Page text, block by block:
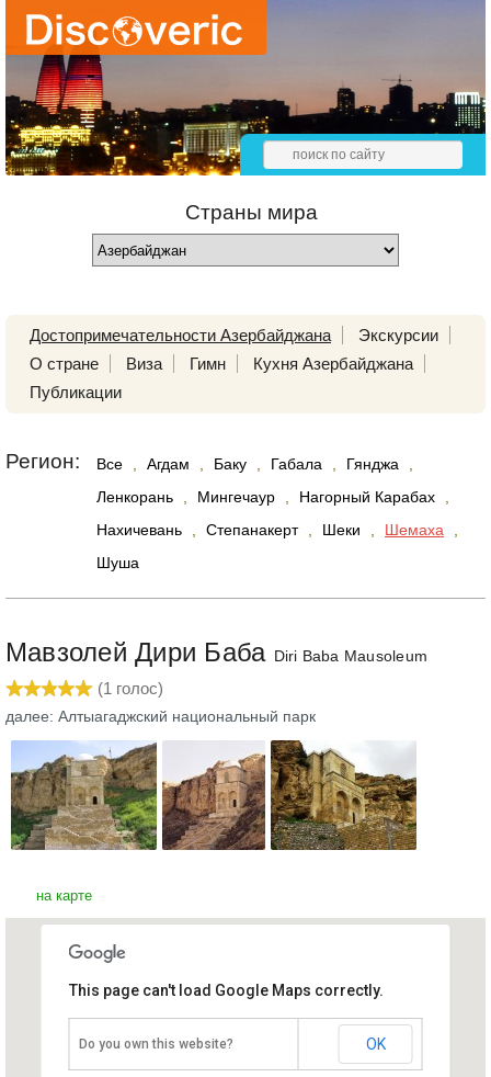
Страны мира
Достопримечательности Азербайджана
Экскурсии
О стране
Виза Гимн
Кухня Азербайджана
Публикации
Регион: Все Агдам Баку Габала Гянджа
Ленкорань
Мингечаур Нагорный Карабах
Нахичевань
Степанакерт Шеки Шемаха
Шуша
Мавзолей Дири Баба Diri Baba Mausoleum
(1 голос)
далее: Алтыагаджский национальный парк
на карте
Мавзолей Дири Баба
This page can't load Google Maps correctly.
Do you own this website? OK